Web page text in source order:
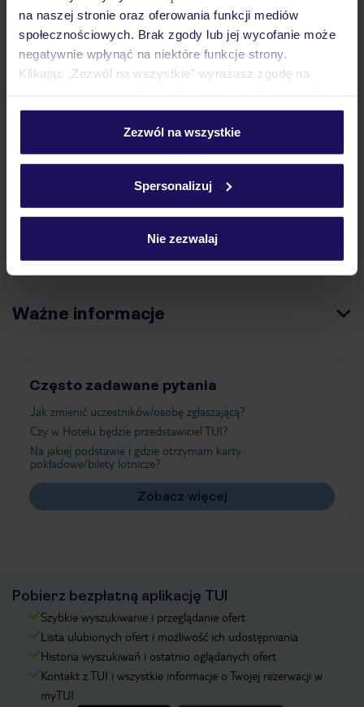
na naszej stronie oraz oferowania funkcji mediów
społecznościowych. Brak zgody lub jej wycofanie może
negatywnie wpłynąć na niektóre funkcje strony.
Klikając „Zezwól na wszystkie” wyrażasz zgodę na
personalizować swój wybór wchodząc w zakładkę
Szczegółowe informacje o plikach cookie znajdziesz
Zezwól na wszystkie
Spersonalizuj
Nie zezwalaj
Hotel
Opinie
Ważne informacje
Często zadawane pytania
Jak zmienić uczestników/osobę zgłaszającą?
Czy w Hotelu będzie przedstawiciel TUI?
Na jakiej podstawie i gdzie otrzymam karty
pokładowe/bilety lotnicze?
Zobacz więcej
Pobierz bezpłatną aplikację TUI
Szybkie wyszukiwanie i przeglądanie ofert
Lista ulubionych ofert i możliwość ich udostępniania
Historia wyszukiwań i ostatnio oglądanych ofert
Kontakt z TUI i wszystkie informacje o Twojej rezerwacji w
myTUI